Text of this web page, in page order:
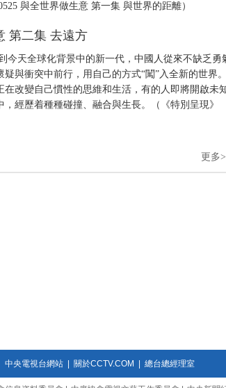
與全世界做生意 第一集 與世界的距離）
第二集 去遠方
今天全球化背景中的新一代，中國人從來不缺乏勇
與衝突中前行，用自己的方式“闖”入全新的世界
改變自己慣性的思維和生活，有的人即將開啟未
經歷着種種碰撞、融合與生長。（《特別呈現》
更多
中央電視台網站| 關於CCTV.COM 總台總經理室